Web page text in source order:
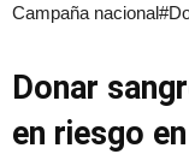
Campaña
Donar
en riesgo